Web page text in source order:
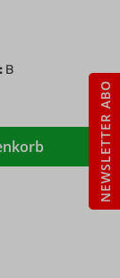
B
NEWSLETTER ABO